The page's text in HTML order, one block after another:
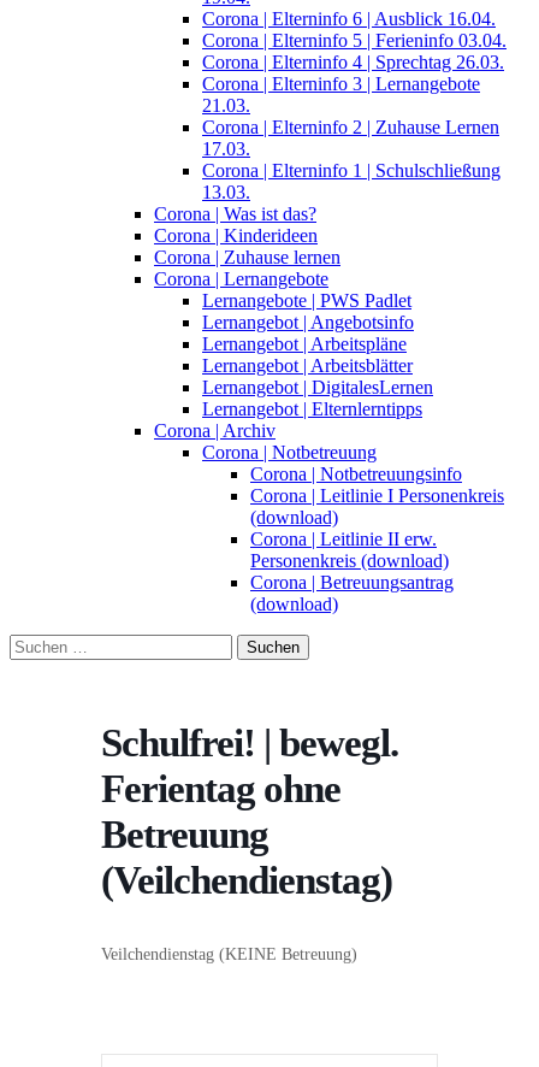
Corona | Elterninfo 6 | Ausblick 16.04.
Corona | Elterninfo 5 | Ferieninfo 03.04.
Corona | Elterninfo 4 | Sprechtag 26.03.
Corona | Elterninfo 3 | Lernangebote
21.03.
Corona | Elterninfo 2 | Zuhause Lernen
17.03.
Corona | Elterninfo 1 | Schulschließung
13.03.
Corona | Was ist das?
Corona | Kinderideen
Corona | Zuhause lernen
Corona | Lernangebote
Lernangebote | PWS Padlet
Lernangebot | Angebotsinfo
Lernangebot | Arbeitspläne
Lernangebot | Arbeitsblätter
Lernangebot | DigitalesLernen
Lernangebot | Elternlerntipps
Corona | Archiv
Corona | Notbetreuung
Corona | Notbetreuungsinfo
Corona | Leitlinie I Personenkreis
(download)
Corona | Leitlinie II erw.
Personenkreis (download)
Corona | Betreuungsantrag
(download)
Suchen
nach:
Schulfrei! | bewegl.
Ferientag ohne
Betreuung
(Veilchendienstag)
Veilchendienstag (KEINE Betreuung)